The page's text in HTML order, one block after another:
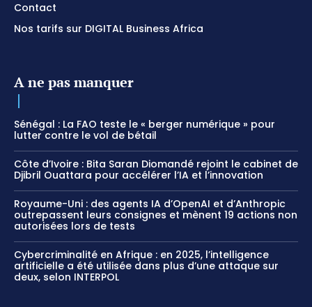
Contact
Nos tarifs sur DIGITAL Business Africa
A ne pas manquer
Sénégal : La FAO teste le « berger numérique » pour
lutter contre le vol de bétail
Côte d’Ivoire : Bita Saran Diomandé rejoint le cabinet de
Djibril Ouattara pour accélérer l’IA et l’innovation
Royaume-Uni : des agents IA d’OpenAI et d’Anthropic
outrepassent leurs consignes et mènent 19 actions non
autorisées lors de tests
Cybercriminalité en Afrique : en 2025, l’intelligence
artificielle a été utilisée dans plus d’une attaque sur
deux, selon INTERPOL